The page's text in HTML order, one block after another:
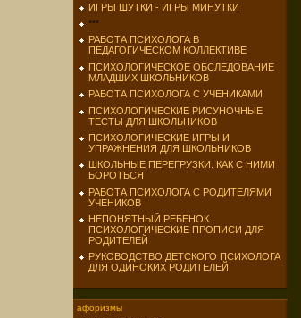
ИГРЫ ШУТКИ - ИГРЫ МИНУТКИ
***
РАБОТА ПСИХОЛОГА В
ПЕДАГОГИЧЕСКОМ КОЛЛЕКТИВЕ
ПСИХОЛОГИЧЕСКОЕ ОБСЛЕДОВАНИЕ
МЛАДШИХ ШКОЛЬНИКОВ
РАБОТА ПСИХОЛОГА С УЧЕНИКАМИ
ПСИХОЛОГИЧЕСКИЕ РИСУНОЧНЫЕ
ТЕСТЫ ДЛЯ ШКОЛЬНИКОВ
ПСИХОЛОГИЧЕСКИЕ ИГРЫ И
УПРАЖНЕНИЯ ДЛЯ ШКОЛЬНИКОВ
ШКОЛЬНЫЕ ПЕРЕГРУЗКИ. КАК С НИМИ
БОРОТЬСЯ
РАБОТА ПСИХОЛОГА С РОДИТЕЛЯМИ
УЧЕНИКОВ
НЕПОНЯТНЫЙ РЕБЕНОК.
ПСИХОЛОГИЧЕСКИЕ ПРОПИСИ ДЛЯ
РОДИТЕЛЕЙ
РУКОВОДСТВО ДЕТСКОГО ПСИХОЛОГА
ДЛЯ ОДИНОКИХ РОДИТЕЛЕЙ
афоризмы